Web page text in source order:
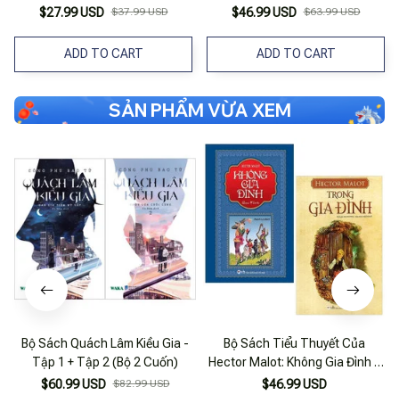
10 (Bộ 2 Tập)
$27.99 USD $37.99 USD
ADD TO CART
- Tặng Kèm Bookmark
$46.99 USD $63.99 USD
ADD TO CART
SẢN PHẨM VỪA XEM
Bộ Sách Quách Lâm Kiều Gia -
Tập 1 + Tập 2 (Bộ 2 Cuốn)
$60.99 USD $82.99 USD
Bộ Sách Tiểu Thuyết Của
Hector Malot: Không Gia Đình +
Trong Gia Đình (bộ 2 Cuốn)
$46.99 USD